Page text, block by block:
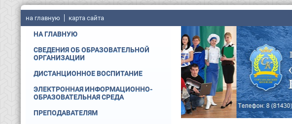
на главную карта сайта
НА ГЛАВНУЮ
СВЕДЕНИЯ ОБ ОБРАЗОВАТЕЛЬНОЙ
ОРГАНИЗАЦИИ
ДИСТАНЦИОННОЕ ВОСПИТАНИЕ
ЭЛЕКТРОННАЯ ИНФОРМАЦИОННО-
ОБРАЗОВАТЕЛЬНАЯ СРЕДА
ПРЕПОДАВАТЕЛЯМ